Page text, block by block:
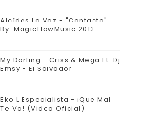
Alcídes La Voz - "Contacto"
By: MagicFlowMusic 2013
My Darling - Criss & Mega Ft. Dj
Emsy - El Salvador
Eko L Especialista - ¡Que Mal
Te Va! (Video Oficial)